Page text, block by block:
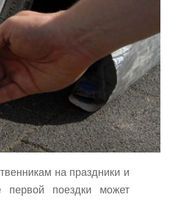
на праздники и
поездки может